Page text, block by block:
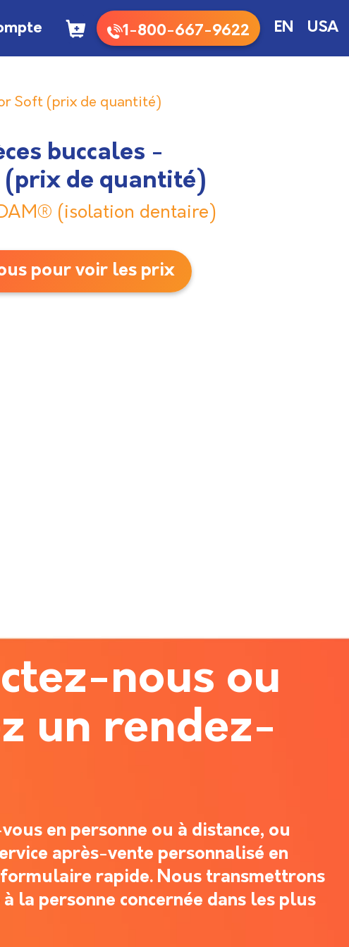
1-800-667-9622 EN USA
Soft (prix de quantité)
buccales -
(prix de quantité)
(isolation dentaire)
pour voir les prix
nous ou
un rendez-
en personne ou à distance, ou
après-vente personnalisé en
rapide. Nous transmettrons
la personne concernée dans les plus